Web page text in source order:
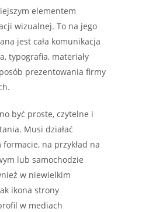
elementem
wizualnej. To na jego
jest cała komunikacja
typografia, materiały
prezentowania firmy
być proste, czytelne i
Musi działać
na przykład na
lub samochodzie
w niewielkim
ikona strony
w mediach